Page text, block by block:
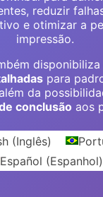
reduzir
e otimizar a
impressão.
disponibiliza
para
da
conclusão aos
(Inglês)
Español (Espanhol)